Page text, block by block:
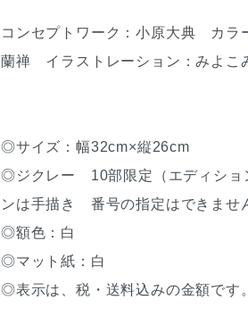
コンセプトワーク：小原大典 カラ
蘭禅 イラストレーション：みよこ
◎サイズ：幅32cm×縦26cm
◎ジクレー 10部限定（エディショ
ンは手描き 番号の指定はできませ
◎額色：白
◎マット紙：白
◎表示は、税・送料込みの金額です。